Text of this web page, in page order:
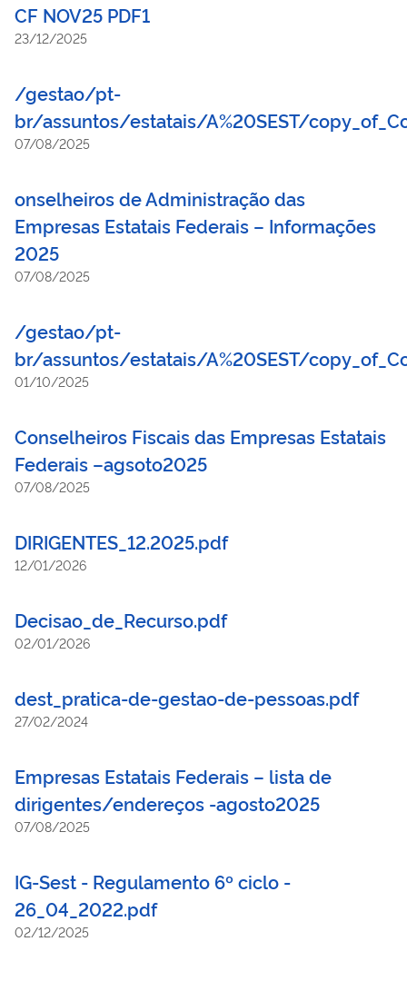
CF NOV25 PDF1
23/12/2025
/gestao/pt-
br/assuntos/estatais/A%20SEST/
07/08/2025
onselheiros de Administração das
Empresas Estatais Federais – Informações
2025
07/08/2025
/gestao/pt-
br/assuntos/estatais/A%20SEST/
01/10/2025
Conselheiros Fiscais das Empresas Estatais
Federais –agsoto2025
07/08/2025
DIRIGENTES_12.2025.pdf
12/01/2026
Decisao_de_Recurso.pdf
02/01/2026
dest_pratica-de-gestao-de-pessoas.pdf
27/02/2024
Empresas Estatais Federais – lista de
dirigentes/endereços -agosto2025
07/08/2025
IG-Sest - Regulamento 6º ciclo -
26_04_2022.pdf
02/12/2025